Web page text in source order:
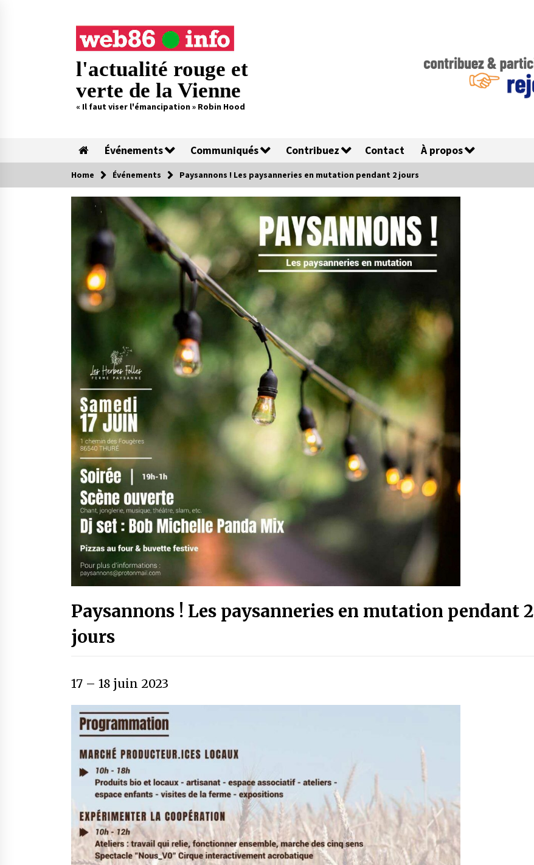
l'actualité rouge et
verte de la Vienne
« Il faut viser l'émancipation » Robin Hood
Événements Communiqués Contribuez Contact À propos
Home Événements Paysannons ! Les paysanneries en mutation pendant 2 jours
Paysannons ! Les paysanneries en mutation pendant 2
jours
17 – 18 juin 2023